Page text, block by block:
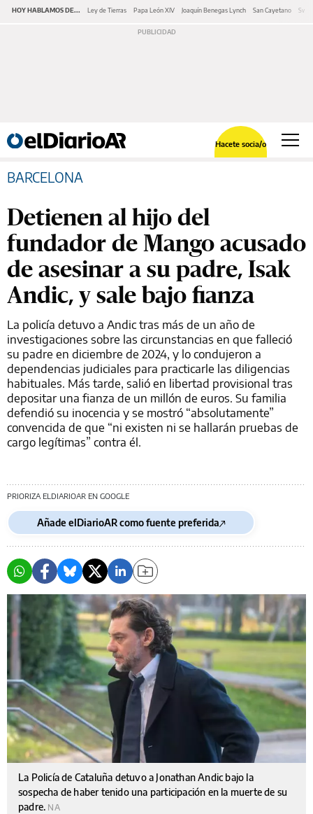
HOY HABLAMOS DE... Ley de Tierras Papa León XIV Joaquín Benegas Lynch San Cayetano
Hacete socia/o
BARCELONA
Detienen al hijo del
fundador de Mango acusado
de asesinar a su padre, Isak
Andic, y sale bajo fianza
La policía detuvo a Andic tras más de un año de
investigaciones sobre las circunstancias en que falleció
su padre en diciembre de 2024, y lo condujeron a
dependencias judiciales para practicarle las diligencias
habituales. Más tarde, salió en libertad provisional tras
depositar una fianza de un millón de euros. Su familia
defendió su inocencia y se mostró “absolutamente”
convencida de que “ni existen ni se hallarán pruebas de
cargo legítimas” contra él.
PRIORIZA ELDIARIOAR EN GOOGLE
Añade elDiarioAR como fuente preferida
La Policía de Cataluña detuvo a Jonathan Andic bajo la
sospecha de haber tenido una participación en la muerte de su
padre. NA